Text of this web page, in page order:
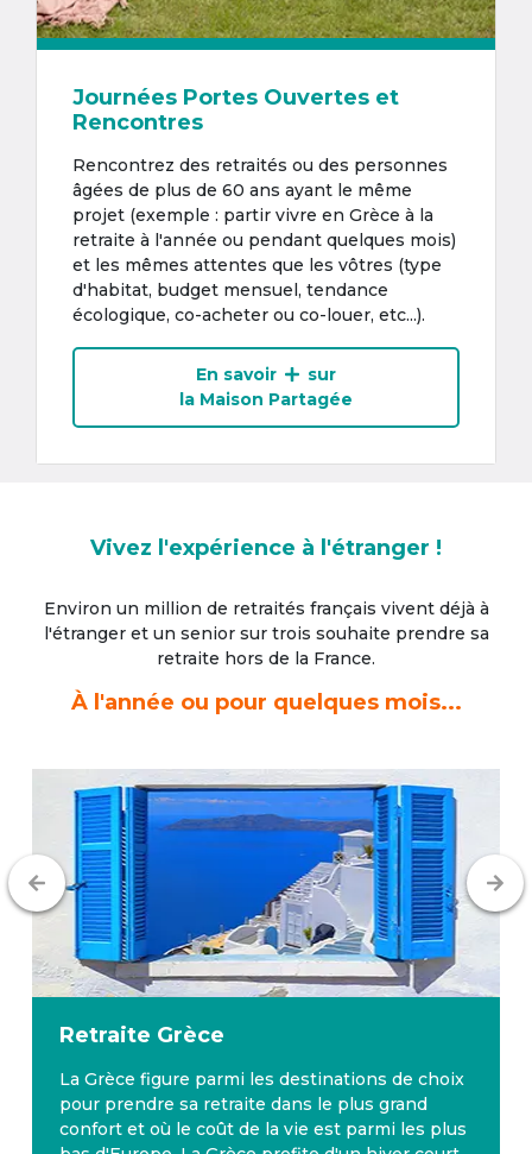
Journées Portes Ouvertes et
Rencontres
Rencontrez des retraités ou des personnes
âgées de plus de 60 ans ayant le même
projet (exemple : partir vivre en Grèce à la
retraite à l'année ou pendant quelques mois)
et les mêmes attentes que les vôtres (type
d'habitat, budget mensuel, tendance
écologique, co-acheter ou co-louer, etc...).
En savoir
sur
la Maison Partagée
Vivez l'expérience à l'étranger !
Environ un million de retraités français vivent déjà à
l'étrangeret un senior sur trois souhaite prendre sa
retraite hors de la France.
À l'année ou pour quelques mois...
plus
Retraite
Patrimoine, culture, paysages, climat… Une
qualité de vie extraordinaire, avec en outre,
culture gastronomique et œnologique, font